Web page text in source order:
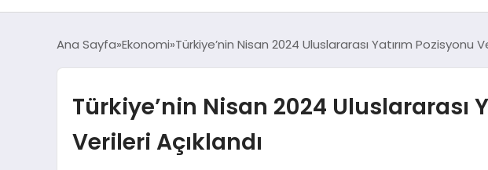
Ana Sayfa Ekonomi Türkiye’nin Nisan 2024 Uluslararası Yatırım Pozisyonu
Türkiye’nin Nisan 2024 Uluslararası
Verileri Açıklandı